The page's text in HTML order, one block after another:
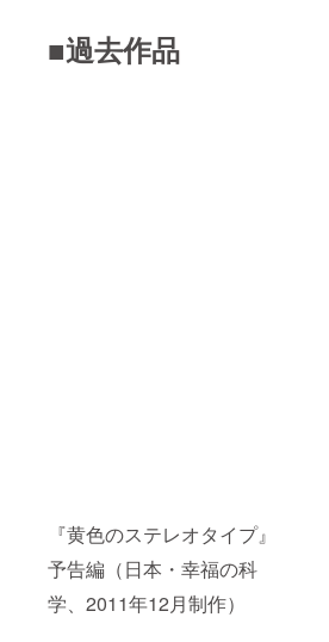
■過去作品
『黄色のステレオタイプ』
予告編（日本・幸福の科
学、2011年12月制作）